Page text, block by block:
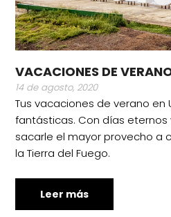
VACACIONES DE
14 de agosto, 2020
Tus vacaciones de verano en
fantásticas. Con días
sacarle el mayor provecho a
la Tierra del Fuego.
Leer más